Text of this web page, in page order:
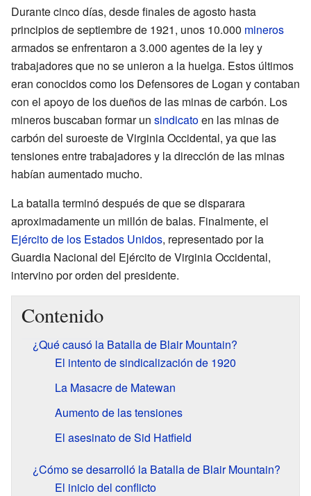
Durante cinco días, desde finales de agosto hasta
principios de septiembre de 1921, unos 10.000 mineros
armados se enfrentaron a 3.000 agentes de la ley y
trabajadores que no se unieron a la huelga. Estos últimos
eran conocidos como los Defensores de Logan y contaban
con el apoyo de los dueños de las minas de carbón. Los
mineros buscaban formar un sindicatoen las minas de
carbón del suroeste de Virginia Occidental, ya que las
tensiones entre trabajadores y la dirección de las minas
habían aumentado mucho.
La batalla terminó después de que se disparara
aproximadamente un millón de balas. Finalmente, el
Ejército de los Estados Unidos, representado por la
Guardia Nacional del Ejército de Virginia Occidental,
intervino por orden del presidente.
Contenido
¿Qué causó la Batalla de Blair Mountain?
El intento de sindicalización de 1920
La Masacre de Matewan
Aumento de las tensiones
El asesinato de Sid Hatfield
¿Cómo se desarrolló la Batalla de Blair Mountain?
El inicio del conflicto